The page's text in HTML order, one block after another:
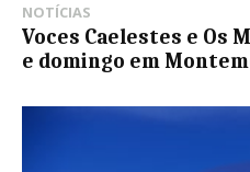
NOTÍCIAS
Voces Caelestes e Os
e domingo em